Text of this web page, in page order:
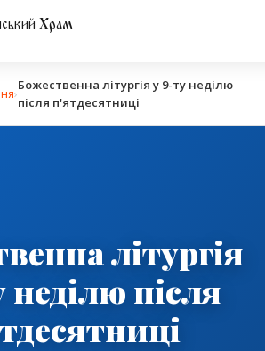
Храм
›
Божественна літургія у 9-ту неділю
після п'ятдесятниці
літургія
неділю після